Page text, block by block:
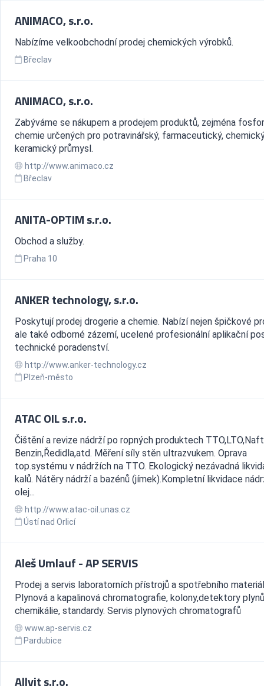
ANIMACO, s.r.o.
Nabízíme velkoobchodní prodej chemických výrobků.
Břeclav
ANIMACO, s.r.o.
Zabýváme se nákupem a prodejem produktů, zejména
chemie určených pro potravinářský, farmaceutický,
keramický průmysl.
http://www.animaco.cz
Břeclav
ANITA-OPTIM s.r.o.
Obchod a služby.
Praha 10
ANKER technology, s.r.o.
Poskytují prodej drogerie a chemie. Nabízí nejen špičkové
ale také odborné zázemí, ucelené profesionální aplikační
technické poradenství.
http://www.anker-technology.cz
Plzeň-město
ATAC OIL s.r.o.
Čištění a revize nádrží po ropných produktech
Benzin,Ředidla,atd. Měření síly stěn ultrazvukem. Oprava
top.systému v nádržích na TTO. Ekologický nezávadná
kalů. Nátěry nádrží a bazénů (jímek).Kompletní likvidace
olej...
http://www.atac-oil.unas.cz
Ústí nad Orlicí
Aleš Umlauf - AP SERVIS
Prodej a servis laboratorních přístrojů a spotřebního
Plynová a kapalinová chromatografie, kolony,detektory
chemikálie, standardy. Servis plynových chromatografů
www.ap-servis.cz
Pardubice
Allvit s.r.o.